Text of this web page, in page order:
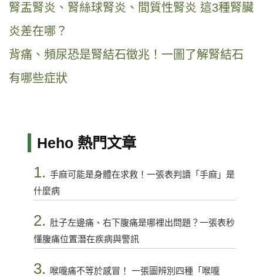
腎盂腎炎、腎絲球腎炎、間質性腎炎 這3種腎臟
炎差在哪？
背痛、頻尿恐是腎結石徵兆！一圖了解腎結石
有哪些症狀
Heho 熱門文章
1. 手麻可能是身體在求救！一張表判讀「手麻」是
什麼病
2. 肚子左邊痛、右下腹痛是哪裡出問題？一張表秒
懂腹痛位置潛在疾病與警訊
3.
喉嚨痛不等於感冒！ 一張圖辨別四種「喉嚨